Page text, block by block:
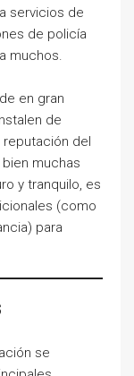
servicios de
de policía
muchos.
en gran
de
reputación del
muchas
y tranquilo, es
(como
para
se